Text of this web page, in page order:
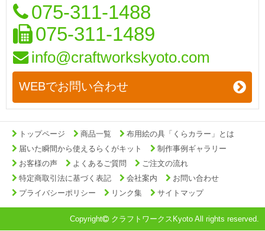
075-311-1488
075-311-1489
info@craftworkskyoto.com
WEBでお問い合わせ
トップページ 商品一覧
布用絵の具「くらカラー」とは
届いた瞬間から使えるらくがキット
制作事例ギャラリー
お客様の声
よくあるご質問
ご注文の流れ
特定商取引法に基づく表記
会社案内
お問い合わせ
プライバシーポリシー
リンク集 サイトマップ
Copyright クラフトワークスKyoto All rights reserved.